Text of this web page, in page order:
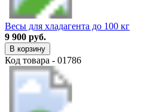
Весы для хладагента до 100 кг
9 900 руб.
В корзину
Код товара - 01786